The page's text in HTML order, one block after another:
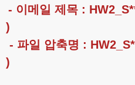
- 이메일 제목 :
)
- 파일 압축명 :
)